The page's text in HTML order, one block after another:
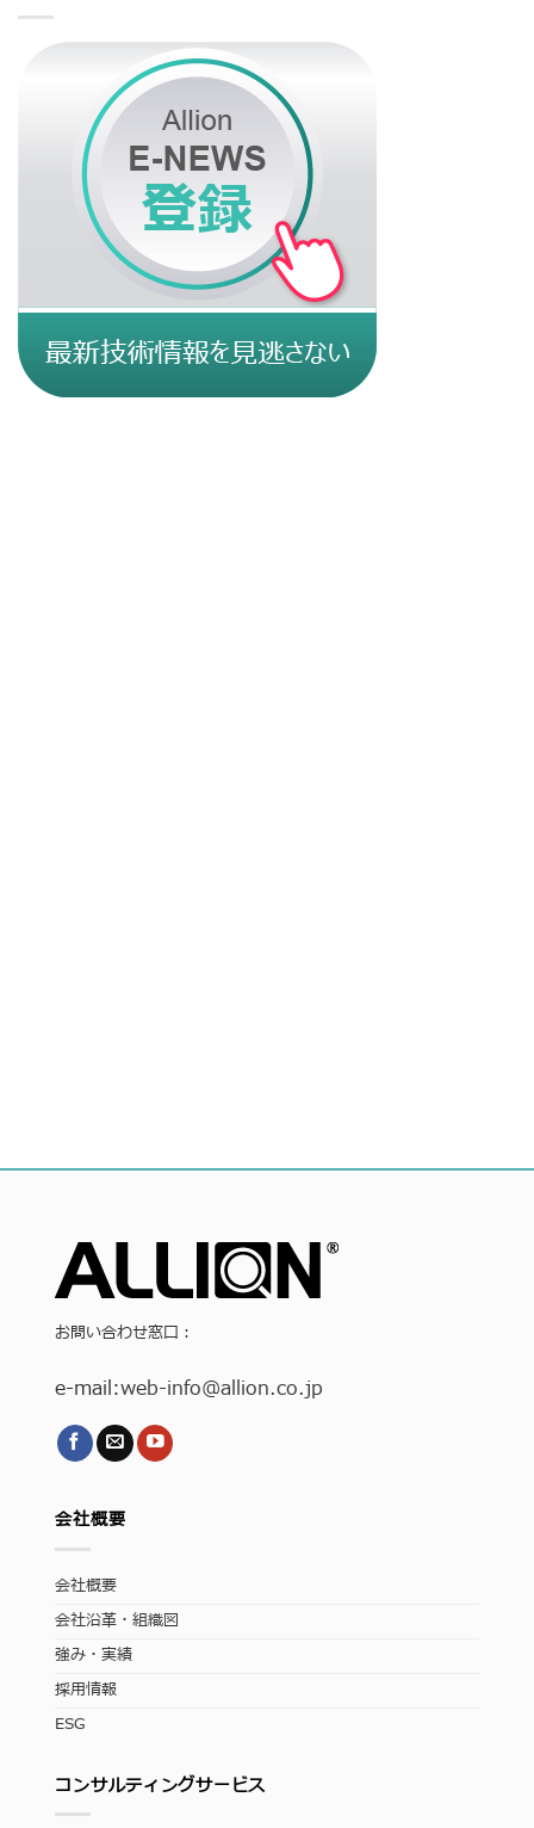
お問い合わせ窓口：
e-mail:web-info@allion.co.jp
会社概要
会社概要
会社沿革・組織図
強み・実績
採用情報
ESG
コンサルティングサービス